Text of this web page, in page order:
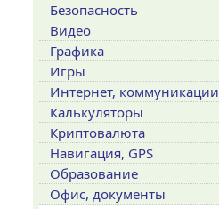
Безопасность
Видео
Графика
Игры
Интернет, коммуникации
Калькуляторы
Криптовалюта
Навигация, GPS
Образование
Офис, документы